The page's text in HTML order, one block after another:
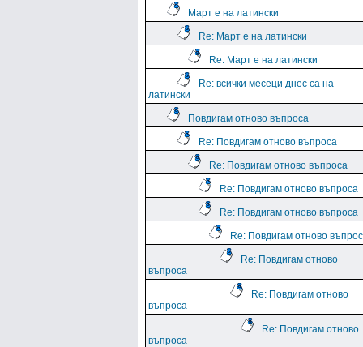
Март е на латински
Re: Март е на латински
Re: Март е на латински
Re: всички месеци днес са на
латински
Повдигам отново въпроса
Re: Повдигам отново въпроса
Re: Повдигам отново въпроса
Re: Повдигам отново въпроса
Re: Повдигам отново въпроса
Re: Повдигам отново
Re: Повдигам отново
въпроса
Re: Повдигам отново
въпроса
Re: Повдигам отново
въпроса